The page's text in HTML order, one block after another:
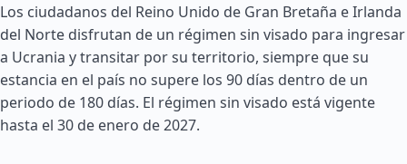
Los ciudadanos del Reino Unido de Gran Bretaña eIrlanda
del Norte disfrutan de un régimen sin visado para ingresar
a Ucrania y transitar por su territorio, siempre que su
estancia en el país no supere los 90 días dentro de un
periodo de 180 días. El régimen sin visado está vigente
hasta el 30 de enero de 2027.